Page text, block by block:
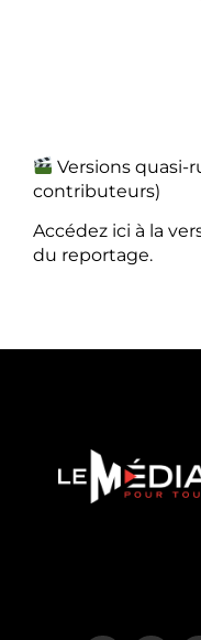
Versions quasi-
contributeurs)
Accédez ici à la
du reportage.